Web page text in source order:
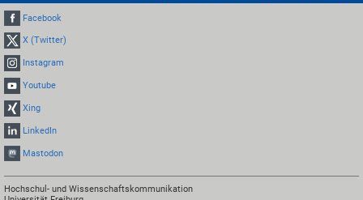
Facebook
X (Twitter)
Instagram
Youtube
Xing
LinkedIn
Mastodon
Hochschul- und Wissenschaftskommunikation